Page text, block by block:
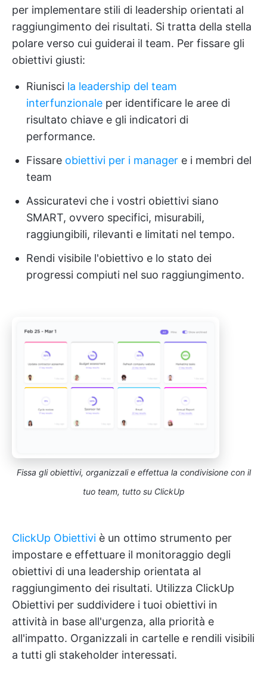
per implementare stili di leadership orientati al
raggiungimento dei risultati. Si tratta della stella
polare verso cui guiderai il team. Per fissare gli
obiettivi giusti:
Riunisci la leadership del team
interfunzionale per identificare le aree di
risultato chiave e gli indicatori di
performance.
Fissare obiettivi per i manager e i membri del
team
Assicuratevi che i vostri obiettivi siano
SMART, ovvero specifici, misurabili,
raggiungibili, rilevanti e limitati nel tempo.
Rendi visibile l'obiettivo e lo stato dei
progressi compiuti nel suo raggiungimento.
Fissa gli obiettivi, organizzali e effettua la condivisione con il
tuo team, tutto su ClickUp
ClickUp Obiettivi è un ottimo strumento per
impostare e effettuare il monitoraggio degli
obiettivi di una leadership orientata al
raggiungimento dei risultati. Utilizza ClickUp
Obiettivi per suddividere i tuoi obiettivi in
attività in base all'urgenza, alla priorità e
all'impatto. Organizzali in cartelle e rendili visibili
a tutti gli stakeholder interessati.